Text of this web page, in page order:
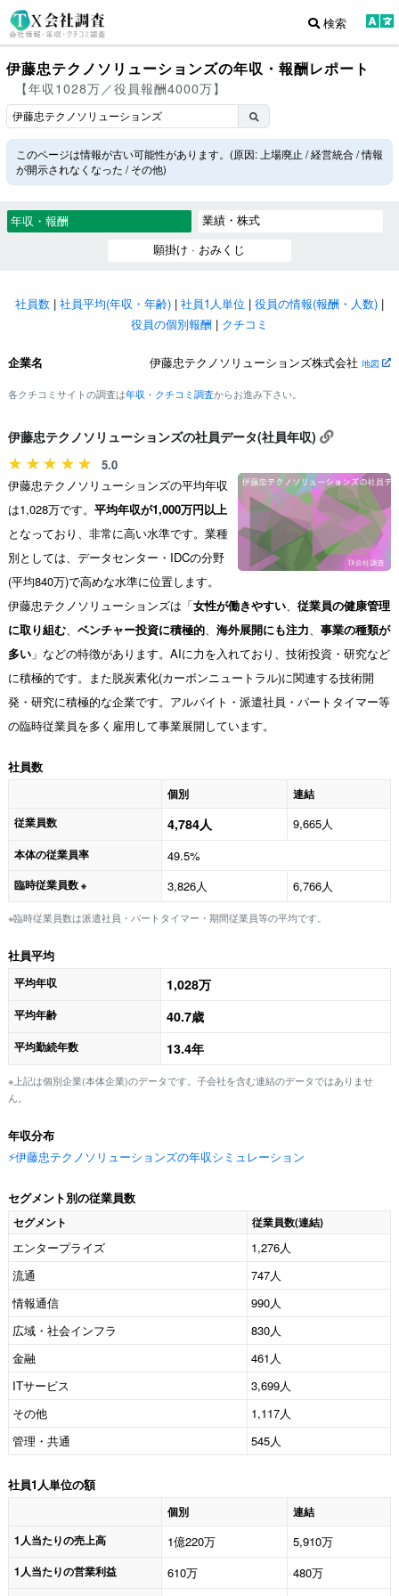
検索
伊藤忠テクノソリューションズの年収・報酬レポート
【年収1028万／役員報酬4000万】
このページは情報が古い可能性があります。(原因: 上場廃止 / 経営統合 / 情報
が開示されなくなった / その他)
年収・報酬
業績・株式
願掛け · おみくじ
社員数 | 社員平均(年収・年齢) | 社員1人単位 | 役員の情報(報酬・人数) |
役員の個別報酬 | クチコミ
企業名 伊藤忠テクノソリューションズ株式会社 地図
各クチコミサイトの調査は年収・クチコミ調査からお進み下さい。
伊藤忠テクノソリューションズの社員データ(社員年収)
5.0
伊藤忠テクノソリューションズの平均年収
は1,028万です。 平均年収が1,000万円以上
となっており、非常に高い水準です。業種
別としては、データセンター・IDCの分野
(平均840万)で高めな水準に位置します。
伊藤忠テクノソリューションズは「女性が働きやすい、 従業員の健康管理
に取り組む、 ベンチャー投資に積極的、 海外展開にも注力、 事業の種類が
多い 」などの特徴があります。AIに力を入れており、技術投資・研究など
に積極的です。また脱炭素化(カーボンニュートラル)に関連する技術開
発・研究に積極的な企業です。アルバイト・派遣社員・パートタイマー等
の臨時従業員を多く雇用して事業展開しています。
社員数
個別
連結
従業員数
4,784人 9,665人
本体の従業員率 49.5%
臨時従業員数 ※ 3,826人 6,766人
※臨時従業員数は派遣社員・パートタイマー・期間従業員等の平均です。
社員平均
平均年収 1,028万
平均年齢 40.7歳
平均勤続年数 13.4年
※上記は個別企業(本体企業)のデータです。子会社を含む連結のデータではありませ
ん。
年収分布
⚡️伊藤忠テクノソリューションズの年収シミュレーション
セグメント別の従業員数
セグメント 従業員数(連結)
エンタープライズ
1,276人
流通
747人
情報通信
990人
広域・社会インフラ
830人
金融
461人
ITサービス
3,699人
その他
1,117人
管理・共通
545人
社員1人単位の額
個別
連結
1人当たりの売上高
1億220万 5,910万
1人当たりの営業利益 610万 480万